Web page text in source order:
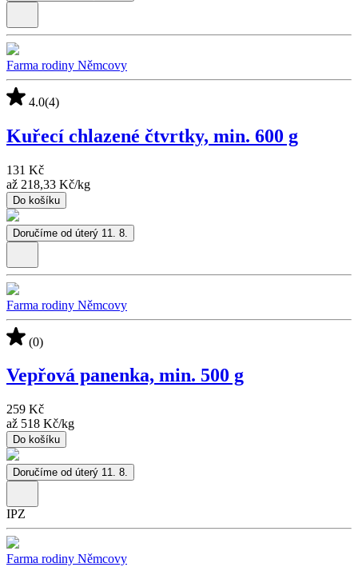
Farma rodiny Němcovy
4.0(4)
Kuřecí chlazené čtvrtky, min. 600 g
131 Kč
až 218,33 Kč/kg
Do košíku
Doručíme od úterý 11. 8.
Farma rodiny Němcovy
(0)
Vepřová panenka, min. 500 g
259 Kč
až 518 Kč/kg
Do košíku
Doručíme od úterý 11. 8.
IPZ
Farma rodiny Němcovy